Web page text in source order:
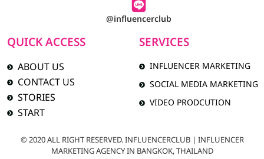
@influencerclub
QUICK ACCESS
ABOUT US
CONTACT US
STORIES
START
SERVICES
INFLUENCER MARKETING
SOCIAL MEDIA MARKETING
VIDEO PRODCUTION
© 2020 ALL RIGHT RESERVED. INFLUENCERCLUB | INFLUENCER
MARKETING AGENCY IN BANGKOK, THAILAND